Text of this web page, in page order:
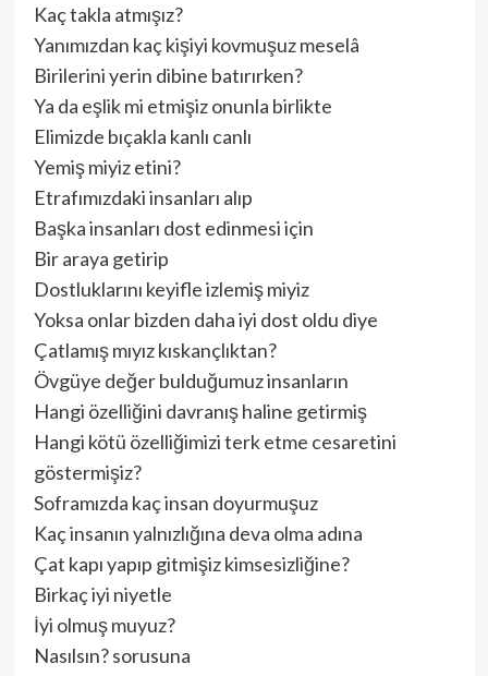
Kaç takla atmışız?
Yanımızdan kaç kişiyi kovmuşuz meselâ
Birilerini yerin dibine batırırken?
Ya da eşlik mi etmişiz onunla birlikte
Elimizde bıçakla kanlı canlı
Yemiş miyiz etini?
Etrafımızdaki insanları alıp
Başka insanları dost edinmesi için
Bir araya getirip
Dostluklarını keyifle izlemiş miyiz
Yoksa onlar bizden daha iyi dost oldu diye
Çatlamış mıyız kıskançlıktan?
Övgüye değer bulduğumuz insanların
Hangi özelliğini davranış haline getirmiş
Hangi kötü özelliğimizi terk etme cesaretini
göstermişiz?
Soframızda kaç insan doyurmuşuz
Kaç insanın yalnızlığına deva olma adına
Çat kapı yapıp gitmişiz kimsesizliğine?
Birkaç iyi niyetle
İyi olmuş muyuz?
Nasılsın? sorusuna